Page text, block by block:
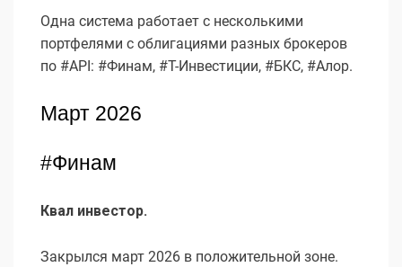
Одна система работает с несколькими
портфелями с облигациями разных брокеров
по #API: #Финам, #Т-Инвестиции, #БКС, #Алор.
Март 2026
#Финам
Квал инвестор.
Закрылся март 2026 в положительной зоне.